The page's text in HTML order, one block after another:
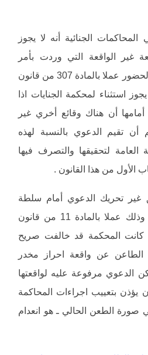
الجنائية أنه لا يجوز
غير الواقعة التي وردت بأمر
الاحالة أو طلب التكليف بالحضور عملا بالمادة 307 من قانون
يجوز استثناء لمحكمة الجنايات اذا
أن هناك وقائع أخري غير
أن تقيم الدعوي بالنسبة لهذه
العامة لتحقيقها والتصرف فيها
الأول من هذا القانون .
غير تحريك الدعوي أمام سلطة
التحقيق دون الحكم فيها وذلك عملا بالمادة 11 من قانون
كانت المحكمة قد خالفت صريح
الطاعن عن واقعة احراز مخدر
الدعوي مرفوعة عليه لواقعتها
بتعييب اجراءات المحاكمة
صورة الطعن الحالي ـ هو انعدام